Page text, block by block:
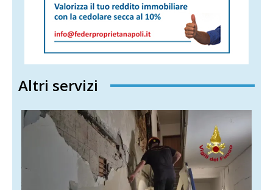
Altri servizi